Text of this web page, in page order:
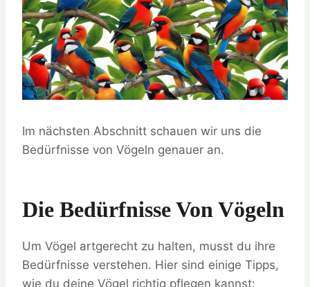
Im nächsten Abschnitt schauen wir uns die
Bedürfnisse von Vögeln genauer an.
Die Bedürfnisse Von Vögeln
Um Vögel artgerecht zu halten, musst du ihre
Bedürfnisse verstehen. Hier sind einige Tipps,
wie du deine Vögel richtig pflegen kannst: